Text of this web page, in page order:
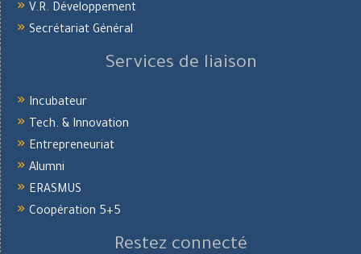
V.R. Développement
Secrétariat Général
Services de liaison
Incubateur
Tech. & Innovation
Entrepreneuriat
Alumni
ERASMUS
Coopération 5+5
Restez connecté